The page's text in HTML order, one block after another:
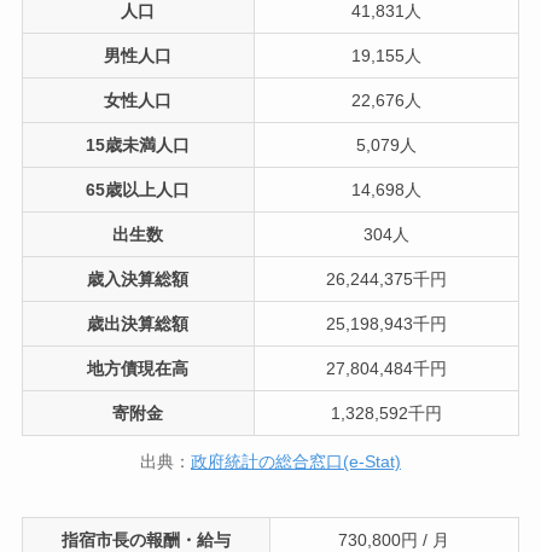
人口 41,831人
男性人口 19,155人
女性人口 22,676人
15歳未満人口 5,079人
65歳以上人口 14,698人
出生数 304人
歳入決算総額 26,244,375千円
歳出決算総額 25,198,943千円
地方債現在高 27,804,484千円
寄附金 1,328,592千円
出典： 政府統計の総合窓口(e-Stat)
指宿市長の報酬・給与 730,800円 / 月